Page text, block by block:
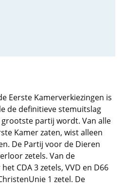
Eerste Kamerverkiezingen is
de definitieve stemuitslag
partij wordt. Van alle
Kamer zaten, wist alleen
De Partij voor de Dieren
zetels. Van de
CDA 3 zetels, VVD en D66
1 zetel. De